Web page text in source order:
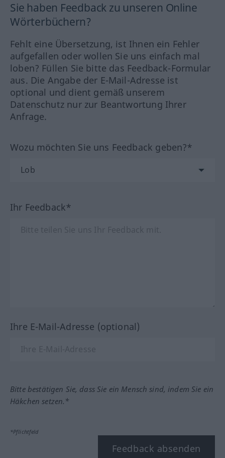
Sie haben Feedback zu unseren Online
Wörterbüchern?
Fehlt eine Übersetzung, ist Ihnen ein Fehler
aufgefallen oder wollen Sie uns einfach mal
loben? Füllen Sie bitte das Feedback-Formular
aus. Die Angabe der E-Mail-Adresse ist
optional und dient gemäß unserem
Datenschutz nur zur Beantwortung Ihrer
Anfrage.
Wozu möchten Sie uns Feedback geben?*
Ihr Feedback*
Ihre E-Mail-Adresse (optional)
Bitte bestätigen Sie, dass Sie ein Mensch sind, indem Sie ein
Häkchen setzen.*
*Pflichtfeld
Feedback absenden